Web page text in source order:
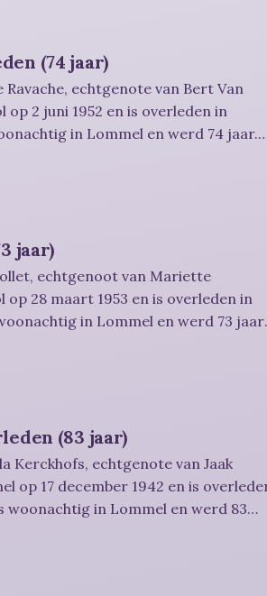
(74 jaar)
Ravache, echtgenote van Bert Van
2 juni 1952 en is overleden in
in Lommel en werd 74 jaar.
jaar)
echtgenoot van Mariette
28 maart 1953 en is overleden in
in Lommel en werd 73 jaar.
(83 jaar)
Kerckhofs, echtgenote van Jaak
op 17 december 1942 en is
woonachtig in Lommel en werd 83